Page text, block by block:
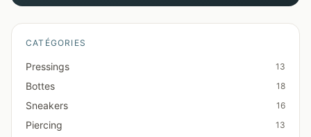
CATÉGORIES
Pressings 13
Bottes 18
Sneakers 16
Piercing 13